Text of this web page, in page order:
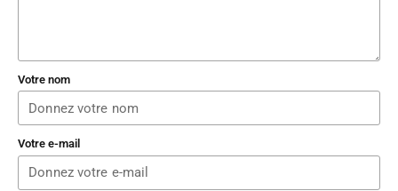
Votre nom
Votre e-mail